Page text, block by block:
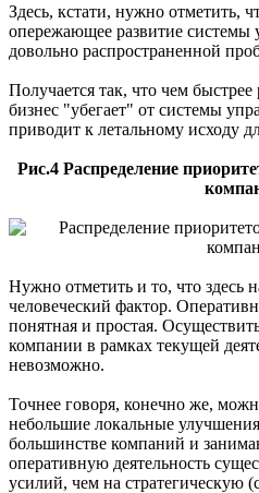
Здесь, кстати, нужно отметить,
опережающее развитие системы
довольно распространенной
Получается так, что чем
бизнес "убегает" от системы
приводит к летальному исходу
Рис.4 Распределение
Нужно отметить и то, что здесь
человеческий фактор.
понятная и простая.
компании в рамках текущей
невозможно.
Точнее говоря, конечно же,
небольшие локальные
большинстве компаний и
оперативную деятельность
усилий, чем на стратегическую